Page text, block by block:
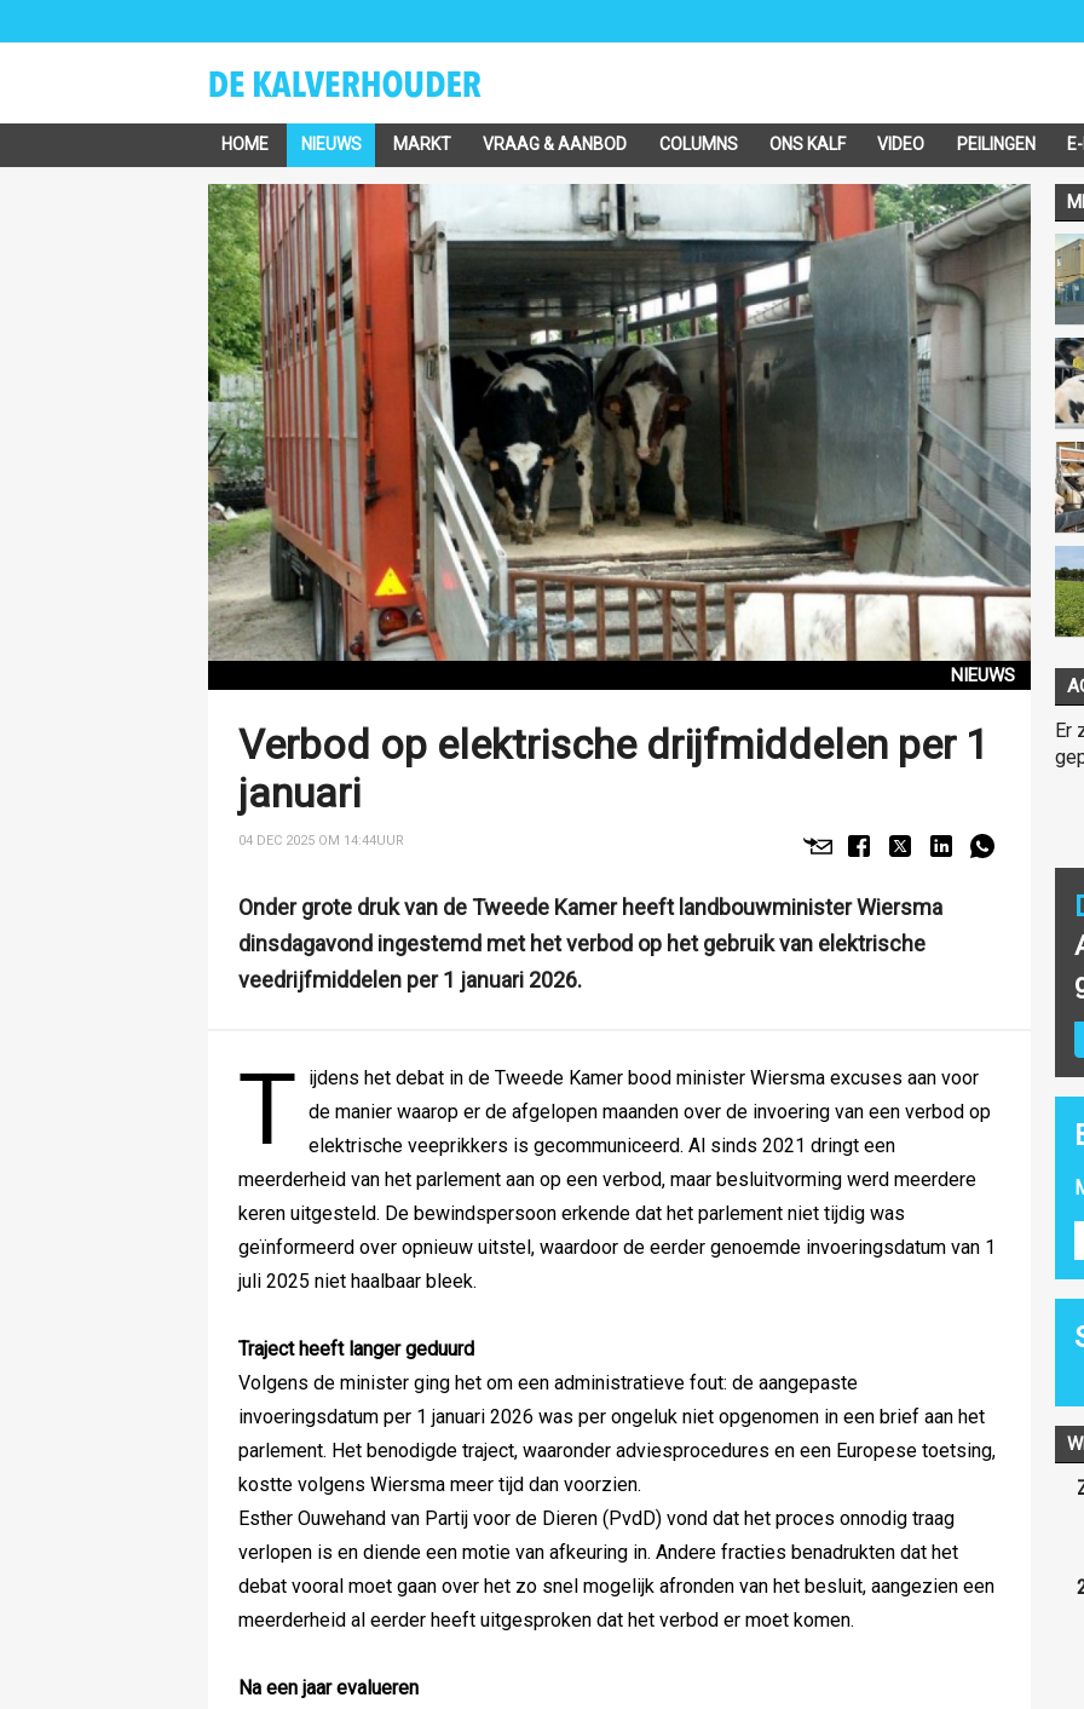
HOME NIEUWS MARKT VRAAG & AANBOD COLUMNS ONS KALF VIDEO PEILINGEN
NIEUWS
Verbod op elektrische drijfmiddelen per 1
januari
04 DEC 2025 OM 14:44UUR
Onder grote druk van de Tweede Kamer heeft landbouwminister Wiersma
dinsdagavond ingestemd met het verbod op het gebruik van elektrische
veedrijfmiddelen per 1 januari 2026.
T
ijdens het debat in de Tweede Kamer bood minister Wiersma excuses aan voor
de manier waarop er de afgelopen maanden over de invoering van een verbod op
elektrische veeprikkers is gecommuniceerd. Al sinds 2021 dringt een
meerderheid van het parlement aan op een verbod, maar besluitvorming werd meerdere
keren uitgesteld. De bewindspersoon erkende dat het parlement niet tijdig was
geïnformeerd over opnieuw uitstel, waardoor de eerder genoemde invoeringsdatum van 1
juli 2025 niet haalbaar bleek.
Traject heeft langer geduurd
Volgens de minister ging het om een administratieve fout: de aangepaste
invoeringsdatum per 1 januari 2026 was per ongeluk niet opgenomen in een brief aan het
parlement. Het benodigde traject, waaronder adviesprocedures en een Europese toetsing,
kostte volgens Wiersma meer tijd dan voorzien.
Esther Ouwehand van Partij voor de Dieren (PvdD) vond dat het proces onnodig traag
verlopen is en diende een motie van afkeuring in. Andere fracties benadrukten dat het
debat vooral moet gaan over het zo snel mogelijk afronden van het besluit, aangezien een
meerderheid al eerder heeft uitgesproken dat het verbod er moet komen.
Na een jaar evalueren
Er